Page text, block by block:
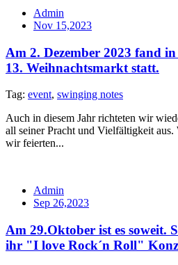
Admin
Nov 15,2023
Am 2. Dezember 2023 fand
13. Weihnachtsmarkt statt.
Tag: event, swinging notes
Auch in diesem Jahr richteten wir
all seiner Pracht und Vielfältigkeit
wir feierten...
Admin
Sep 26,2023
Am 29.Oktober ist es soweit.
ihr "I love Rock´n Roll"